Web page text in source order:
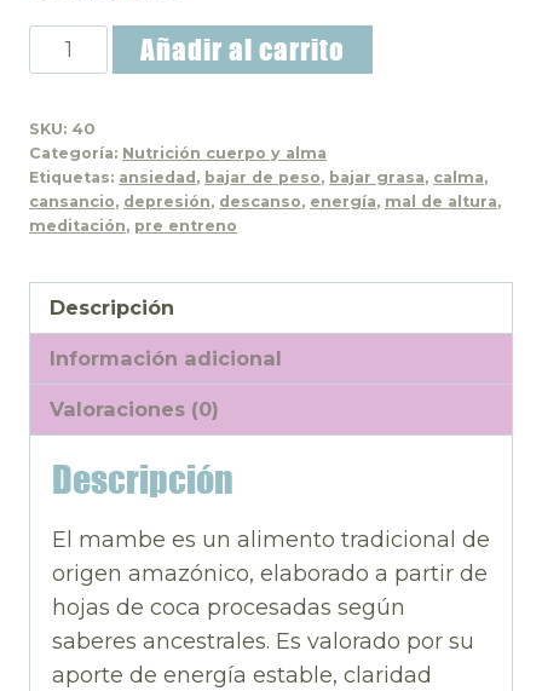
Mambe
Añadir al carrito
SKU: 40
Categoría: Nutrición cuerpo y alma
Etiquetas: ansiedad , bajar de peso, bajar grasa, calma,
cansancio, depresión, descanso, energía, mal de altura,
meditación, pre entreno
Descripción
Información adicional
Valoraciones (0)
Descripción
El mambe es un alimento tradicional de
origen amazónico, elaborado a partir de
hojas de coca procesadas según
saberes ancestrales. Es valorado por su
aporte de energía estable, claridad